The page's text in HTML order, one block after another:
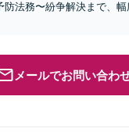
法務〜紛争解決まで、
メールでお問い合わ